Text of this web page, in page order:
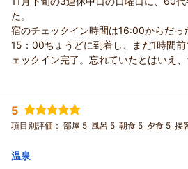
南郷（夢）温泉 共林荘からの返信
この度は南郷温泉 共林荘にご宿泊頂
ます。せっかくご宿泊頂きましたのに
廊下の寒さで満足いかなかったようで
泉に関しては塩素投入との事で少しわ
館元湯も新館大浴場も内湯に関して
投入なしとなっております。脱衣場掲
間の露天風呂のみ、どうしても外気に
るので熱交換をしなければいけない為
があり保健所の指導により露天だけ塩
循環と申しても全循環ではなく半循環
た。
宿のチェックイン時間は16:00からだっ
15：00ちょうどに到着し、まだ1時間
ェックイン完了。忘れていたとはいえ
部屋は最近全面的にリフォームされた
面、トイレはフローリング、引戸を隔
敷物。自分の靴はフロントの玄関で脱
たので、フロントから部屋までは、館内
この形式の洋室は好きなタイプです。棚
宿泊時期： 2025年11月宿泊 (夫婦旅行)
投稿者： タカコさん
宿泊プラン： 【ちょい贅沢】料理長おまかせ
朝・夕
夕/個室利用
宿泊価格帯：
5
項目別評価： 部屋 5 風呂 5 朝食 5 夕食 5 接
温泉